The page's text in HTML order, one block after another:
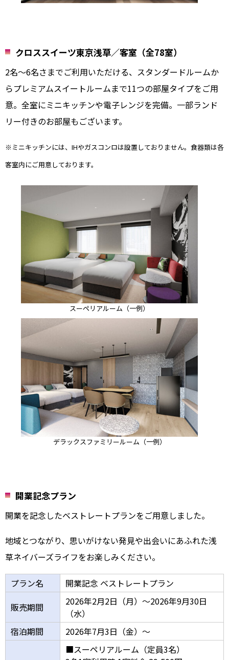
クロススイーツ東京浅草／客室（全78室）
2名～6名さまでご利用いただける、スタンダードルームか
らプレミアムスイートルームまで11つの部屋タイプをご用
意。全室にミニキッチンや電子レンジを完備。一部ランド
リー付きのお部屋もございます。
※ミニキッチンには、IHやガスコンロは設置しておりません。食器類は各
客室内にご用意しております。
スーペリアルーム（一例）
デラックスファミリールーム（一例）
開業記念プラン
開業を記念したベストレートプランをご用意しました。
地域とつながり、思いがけない発見や出会いにあふれた浅
草ネイバーズライフをお楽しみください。
プラン名
開業記念 ベストレートプラン
販売期間
2026年2月2日（月）～2026年9月30日
（水）
宿泊期間
2026年7月3日（金）～
■スーペリアルーム（定員3名）